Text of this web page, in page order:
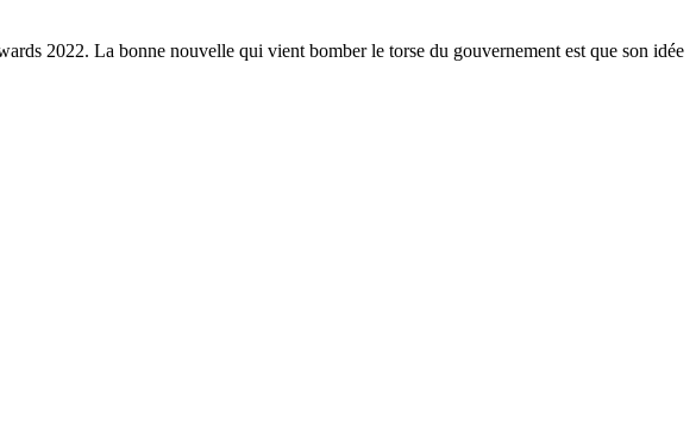
2022. La bonne nouvelle qui vient bomber le torse du gouvernement est que son idée